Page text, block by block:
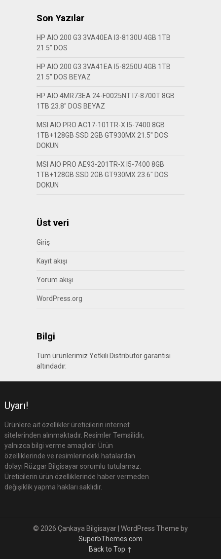
Son Yazılar
HP AIO 200 G3 3VA40EA I3-8130U 4GB 1TB
21.5″ DOS
HP AIO 200 G3 3VA41EA I5-8250U 4GB 1TB
21.5″ DOS BEYAZ
HP AIO 4MR73EA 24-F0025NT I7-8700T 8GB
1TB 23.8″ DOS BEYAZ
MSI AIO PRO AC17-101TR-X I5-7400 8GB
1TB+128GB SSD 2GB GT930MX 21.5″ DOS
DOKUN
MSI AIO PRO AE93-201TR-X I5-7400 8GB
1TB+128GB SSD 2GB GT930MX 23.6″ DOS
DOKUN
Üst veri
Giriş
Kayıt akışı
Yorum akışı
WordPress.org
Bilgi
Tüm ürünlerimiz Yetkili Distribütör garantisi
altındadır.
Uyarı!
Ürünlere ait özellikler üreticilerin internet
sitelerinden alınmaktadır. Resimler Temsilidir,
yalnızca bilgi verme amaçlıdır. Ürün
özelliklerinde ve resimlerindeki hatalardan
dolayı Rüzgar Bilgisayar sorumlu tutulamaz.
Üreticilerin ürün özelliklerinde haber vermeden
değişiklik yapma hakları saklıdır.
© 2026 Çankaya Bilgisayar | WordPress Theme by
SuperbThemes.com
Back to Top ↑